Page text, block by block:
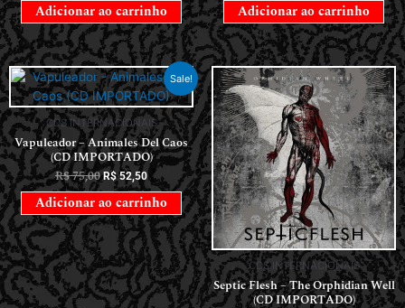
Adicionar ao carrinho Adicionar ao carrinho
Sale!
CDS INTERNACIONAIS
Vapuleador – Animales Del Caos
(CD IMPORTADO)
R$75,00 R$52,50
Adicionar ao carrinho
CDS INTERNACIONAIS
Septic Flesh – The Orphidian Well
(CD IMPORTADO)